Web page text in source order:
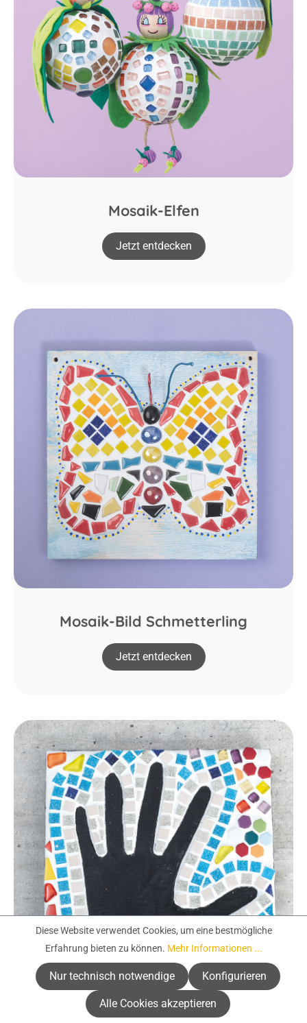
Mosaik-Elfen
Jetzt entdecken
Mosaik-Bild Schmetterling
Jetzt entdecken
Diese Website verwendet Cookies, um eine bestmögliche
Erfahrung bieten zu können. Mehr Informationen ...
Nur technisch notwendige Konfigurieren
Alle Cookies akzeptieren